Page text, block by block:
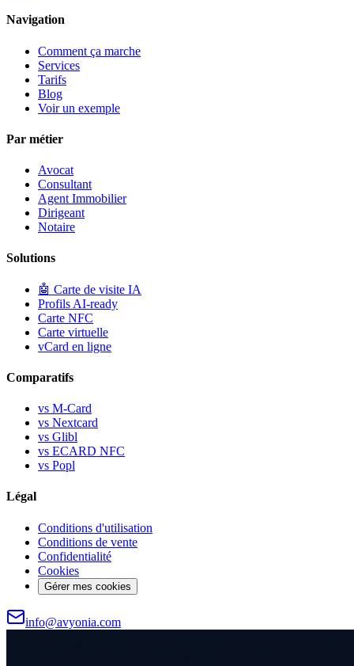
Navigation
Comment ça marche
Services
Tarifs
Blog
Voir un exemple
Par métier
Avocat
Consultant
Agent Immobilier
Dirigeant
Notaire
Solutions
🤖 Carte de visite IA
Profils AI-ready
Carte NFC
Carte virtuelle
vCard en ligne
Comparatifs
vs M-Card
vs Nextcard
vs Glibl
vs ECARD NFC
vs Popl
Légal
Conditions d'utilisation
Conditions de vente
Confidentialité
Cookies
Gérer mes cookies
info@avyonia.com